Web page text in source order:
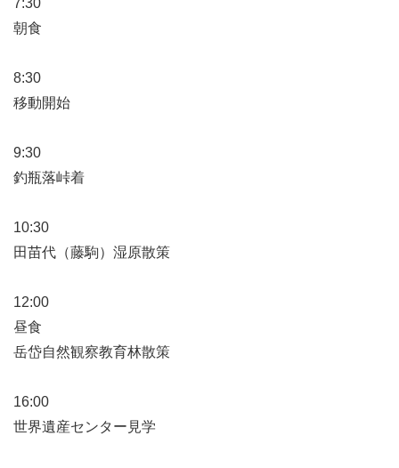
7:30
朝食
8:30
移動開始
9:30
釣瓶落峠着
10:30
田苗代（藤駒）湿原散策
12:00
昼食
岳岱自然観察教育林散策
16:00
世界遺産センター見学